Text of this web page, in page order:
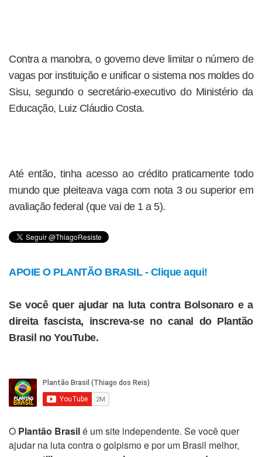
Contra a manobra, o governo deve limitar o número de
vagas por instituição e unificar o sistema nos moldes do
Sisu, segundo o secretário-executivo do Ministério da
Educação, Luiz Cláudio Costa.
Até então, tinha acesso ao crédito praticamente todo
mundo que pleiteava vaga com nota 3 ou superior em
avaliação federal (que vai de 1 a 5).
APOIE O PLANTÃO BRASIL - Clique aqui!
Se você quer ajudar na luta contra Bolsonaro e a
direita fascista, inscreva-se no canal do Plantão
Brasil no YouTube.
O Plantão Brasilé um site independente. Se você quer
ajudar na luta contra o golpismo e por um Brasil melhor,